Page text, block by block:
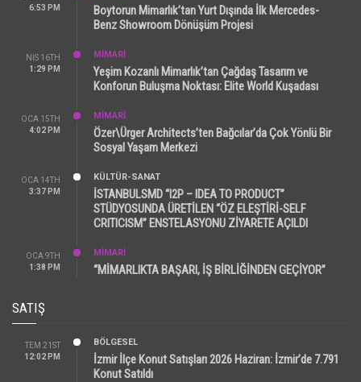
6:53 PM
Boytorun Mimarlık’tan Yurt Dışında İlk Mercedes-
Benz Showroom Dönüşüm Projesi
NIS 16TH
1:29 PM
MİMARİ
Yeşim Kozanlı Mimarlık’tan Çağdaş Tasarım ve
Konforun Buluşma Noktası: Elite World Kuşadası
OCA 15TH
4:02 PM
MİMARİ
Özer\Ürger Architects’ten Bağcılar’da Çok Yönlü Bir
Sosyal Yaşam Merkezi
OCA 14TH
3:37 PM
KÜLTÜR-SANAT
İSTANBULSMD “I2P – IDEA TO PRODUCT”
STÜDYOSUNDA ÜRETİLEN “ÖZ ELEŞTİRİ-SELF
CRITICISM” ENSTELASYONU ZİYARETE AÇILDI
OCA 9TH
1:38 PM
MİMARİ
“MİMARLIKTA BAŞARI, İŞ BİRLİĞİNDEN GEÇİYOR”
SATIŞ
TEM 21ST
12:02 PM
BÖLGESEL
İzmir İlçe Konut Satışları 2026 Haziran: İzmir’de 7.791
Konut Satıldı